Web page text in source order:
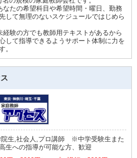
たの希望科目や希望時間・曜日、勤務
して無理のないスケジュールではじめら
験の方でも教師用テキストがあるから
して指導できるようサポート体制に力を
。
院生,社会人,プロ講師 ※中学受験生また
生への指導が可能な方、歓迎